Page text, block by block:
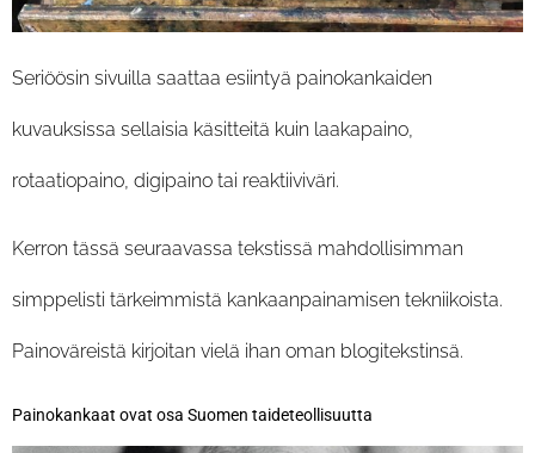
Seriöösin sivuilla saattaa esiintyä painokankaiden
kuvauksissa sellaisia käsitteitä kuin laakapaino,
rotaatiopaino, digipaino tai reaktiiviväri.
Kerron tässä seuraavassa tekstissä mahdollisimman
simppelisti tärkeimmistä kankaanpainamisen tekniikoista.
Painoväreistä kirjoitan vielä ihan oman blogitekstinsä.
Painokankaat ovat osa Suomen taideteollisuutta